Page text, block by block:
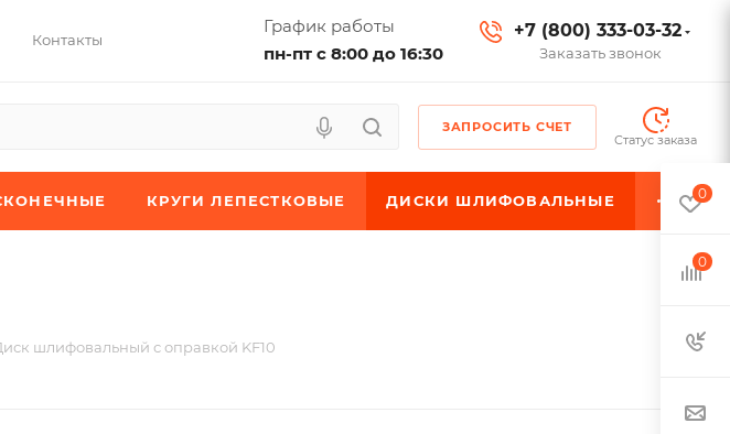
Контакты
График работы
пн-пт с 8:00 до 16:30
+7 (800) 333-03-32
Заказать звонок
ЗАПРОСИТЬ СЧЕТ
Статус заказа
КРУГИ ЛЕПЕСТКОВЫЕ ДИСКИ ШЛИФОВАЛЬНЫЕ
шлифовальный с оправкой KF10
0
0